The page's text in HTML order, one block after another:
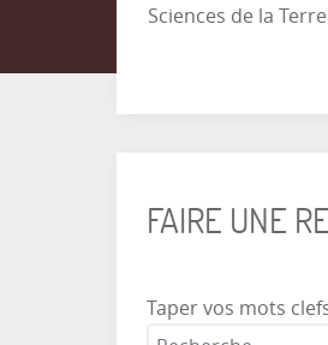
Sciences de la
FAIRE UNE
Taper vos mots